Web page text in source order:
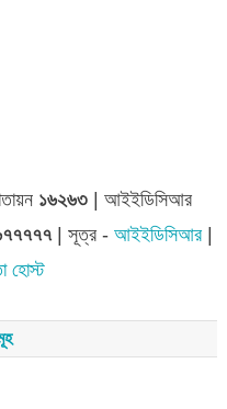
১৬২৬৩| আইইডিসিআর
| সূত্র - আইইডিসিআর|
হোস্ট